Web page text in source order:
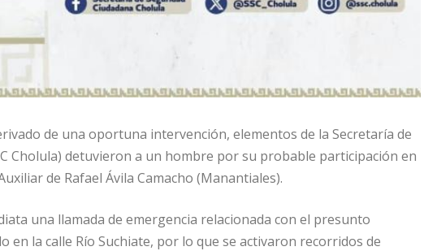
de una oportuna intervención, elementos de la Secretaría de
Cholula) detuvieron a un hombre por su probable participación en
de Rafael Ávila Camacho (Manantiales).
una llamada de emergencia relacionada con el presunto
en la calle Río Suchiate, por lo que se activaron recorridos de